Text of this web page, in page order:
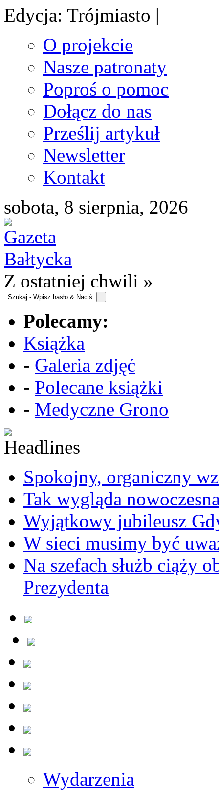
Edycja: Trójmiasto |
O projekcie
Nasze patronaty
Poproś o pomoc
Dołącz do nas
Prześlij artykuł
Newsletter
Kontakt
sobota, 8 sierpnia, 2026
Z ostatniej chwili »
Polecamy:
Książka
- Galeria zdjęć
- Polecane książki
- Medyczne Grono
Spokojny, organiczny
Tak wygląda
Wyjątkowy jubileusz
W sieci musimy być
Na szefach służb ciąży
Prezydenta
Wydarzenia